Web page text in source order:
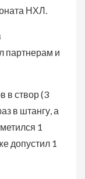
НХЛ.
партнерам и
в створ (3
в штангу, а
1
допустил 1